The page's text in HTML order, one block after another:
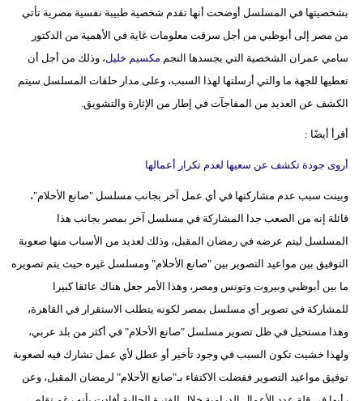
بشخصيتها في المسلسل أوضحت أنها تقدم شخصية طبيبة نفسية مصرية تأتي
من مصر إلى أبوظبي من أجل سرقت معلومات غاية في الأهمية من الدكتور
سامي عمران الشخصية التي يجسدها النجم مكسيم خليل، وذلك من أجل أن
تعطيها للجهة ما والتي أرسلتها لهذا السبب، وعلى مدار حلقات المسلسل سيتم
الكشف عن العديد من المفاجآت في إطار من الإثارة والتشويق.
أقرأ أيضًا :
أروى جودة تكشف عن سعيها لعدم تكرار أعمالها
وبينت سبب عدم مشاركتها في أي عمل آخر بجانب مسلسل "صانع الأحلام"،
قائلة إنه من الصعب جدا المشاركة في مسلسل آخر بمصر بجانب هذا
المسلسل ليتم عرضه في رمضان المقبل، وذلك لعديد من الأسباب منها صعوبة
التوفيق بين مواعيد التصوير بين "صانع الأحلام" ومسلسل غيره حيث يتم تصويره
ما بين أبوظبي وبيروت وتونس ومصر، وهذا الأمر جعل هناك عائقا كبيرا
للمشاركة في تصوير أي مسلسل بمصر لكونه يتطلب الاستقرار في القاهرة،
وهذا مستحيل في ظل تصوير مسلسل "صانع الأحلام" في أكثر من بلد عربي،
ولهذا خشيت تكون السبب في وجود تأخير أو عطل لأي عمل تشارك فيه لصعوبة
توفيق مواعيد التصوير ففضلت الاكتفاء بـ"صانع الأحلام" لرمضان المقبل، وعن